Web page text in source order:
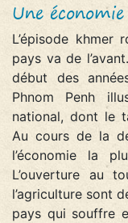
Une
L’épisode
pays va de
début des
Phnom Penh
national, dont le
Au cours de la
l’économie la
L’ouverture au
l’agriculture sont
pays qui souffre